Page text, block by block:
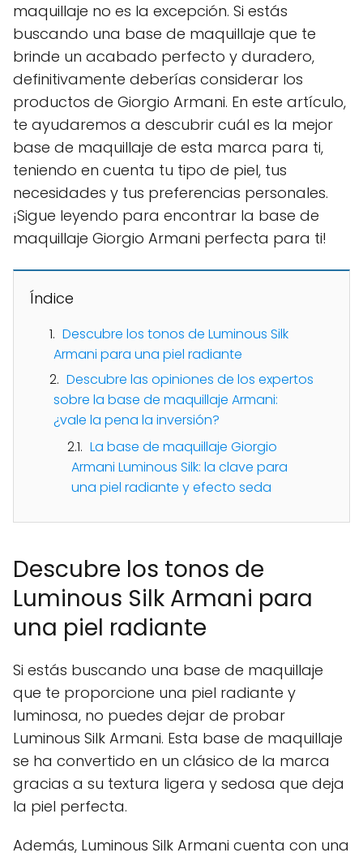
maquillaje no es la excepción. Si estás
buscando una base de maquillaje que te
brinde un acabado perfecto y duradero,
definitivamente deberías considerar los
productos de Giorgio Armani. En este artículo,
te ayudaremos a descubrir cuál es la mejor
base de maquillaje de esta marca para ti,
teniendo en cuenta tu tipo de piel, tus
necesidades y tus preferencias personales.
¡Sigue leyendo para encontrar la base de
maquillaje Giorgio Armani perfecta para ti!
Índice
Descubre los tonos de Luminous Silk
Armani para una piel radiante
Descubre las opiniones de los expertos
sobre la base de maquillaje Armani:
¿vale la pena la inversión?
La base de maquillaje Giorgio
Armani Luminous Silk: la clave para
una piel radiante y efecto seda
Descubre los tonos de
Luminous Silk Armani para
una piel radiante
Si estás buscando una base de maquillaje
que te proporcione una piel radiante y
luminosa, no puedes dejar de probar
Luminous Silk Armani. Esta base de maquillaje
se ha convertido en un clásico de la marca
gracias a su textura ligera y sedosa que deja
la piel perfecta.
Además, Luminous Silk Armani cuenta con una